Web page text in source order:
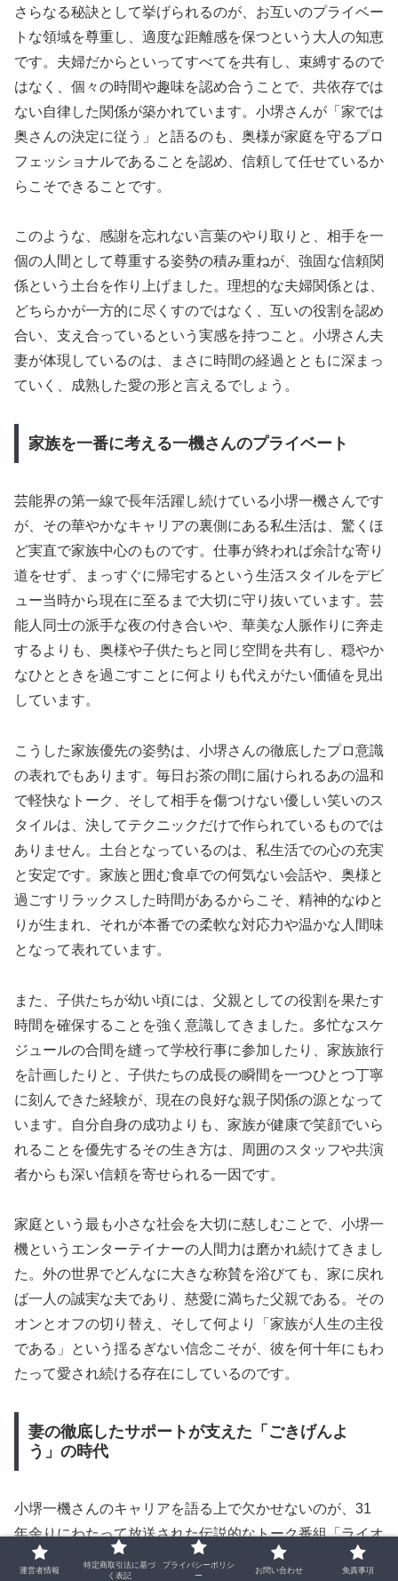
さらなる秘訣として挙げられるのが、お互いのプライベー
トな領域を尊重し、適度な距離感を保つという大人の知恵
です。夫婦だからといってすべてを共有し、束縛するので
はなく、個々の時間や趣味を認め合うことで、共依存では
ない自律した関係が築かれています。小堺さんが「家では
奥さんの決定に従う」と語るのも、奥様が家庭を守るプロ
フェッショナルであることを認め、信頼して任せているか
らこそできることです。
このような、感謝を忘れない言葉のやり取りと、相手を一
個の人間として尊重する姿勢の積み重ねが、強固な信頼関
係という土台を作り上げました。理想的な夫婦関係とは、
どちらかが一方的に尽くすのではなく、互いの役割を認め
合い、支え合っているという実感を持つこと。小堺さん夫
妻が体現しているのは、まさに時間の経過とともに深まっ
ていく、成熟した愛の形と言えるでしょう。
家族を一番に考える一機さんのプライベート
芸能界の第一線で長年活躍し続けている小堺一機さんです
が、その華やかなキャリアの裏側にある私生活は、驚くほ
ど実直で家族中心のものです。仕事が終われば余計な寄り
道をせず、まっすぐに帰宅するという生活スタイルをデビ
ュー当時から現在に至るまで大切に守り抜いています。芸
能人同士の派手な夜の付き合いや、華美な人脈作りに奔走
するよりも、奥様や子供たちと同じ空間を共有し、穏やか
なひとときを過ごすことに何よりも代えがたい価値を見出
しています。
こうした家族優先の姿勢は、小堺さんの徹底したプロ意識
の表れでもあります。毎日お茶の間に届けられるあの温和
で軽快なトーク、そして相手を傷つけない優しい笑いのス
タイルは、決してテクニックだけで作られているものでは
ありません。土台となっているのは、私生活での心の充実
と安定です。家族と囲む食卓での何気ない会話や、奥様と
過ごすリラックスした時間があるからこそ、精神的なゆと
りが生まれ、それが本番での柔軟な対応力や温かな人間味
となって表れています。
また、子供たちが幼い頃には、父親としての役割を果たす
時間を確保することを強く意識してきました。多忙なスケ
ジュールの合間を縫って学校行事に参加したり、家族旅行
を計画したりと、子供たちの成長の瞬間を一つひとつ丁寧
に刻んできた経験が、現在の良好な親子関係の源となって
います。自分自身の成功よりも、家族が健康で笑顔でいら
れることを優先するその生き方は、周囲のスタッフや共演
者からも深い信頼を寄せられる一因です。
家庭という最も小さな社会を大切に慈しむことで、小堺一
機というエンターテイナーの人間力は磨かれ続けてきまし
た。外の世界でどんなに大きな称賛を浴びても、家に戻れ
ば一人の誠実な夫であり、慈愛に満ちた父親である。その
オンとオフの切り替え、そして何より「家族が人生の主役
である」という揺るぎない信念こそが、彼を何十年にもわ
たって愛され続ける存在にしているのです。
妻の徹底したサポートが支えた「ごきげんよ
う」の時代
小堺一機さんのキャリアを語る上で欠かせないのが、31
年余りにわたって放送された伝説的なトーク番組「ライオ
ンのごきげんよう」です。平日の昼という、お茶の間の顔
運営者情報
特定商取引法に基づ
く表記
プライバシーポリシ
ー
お問い合わせ 免責事項